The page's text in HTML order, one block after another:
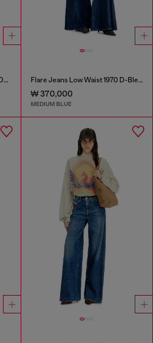
Flare Jeans Regular Waist 1978 D-Akemi Flare Jeans Low Waist 1970 D-Bleess
₩ 370,000
MEDIUM BLUE